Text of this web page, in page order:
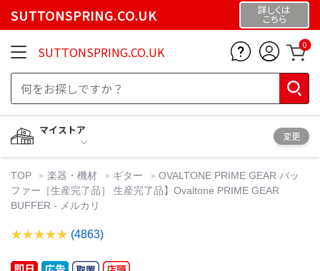
SUTTONSPRING.CO.UK 詳しくは
こちら
SUTTONSPRING.CO.UK 0
マイストア
変更
TOP 楽器・機材 ギター
OVALTONE PRIME GEAR バッ
ファー［生産完了品］ 生産完了品】Ovaltone PRIME GEAR
BUFFER - メルカリ
(4863)